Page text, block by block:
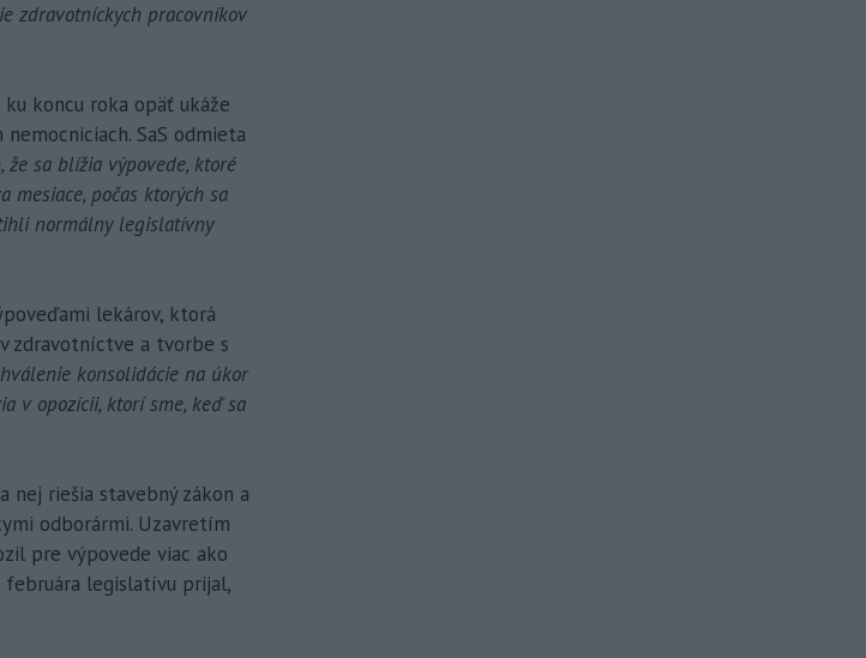
zdravotníckych pracovníkov
koncu roka opäť ukáže
SaS odmieta
že sa blížia výpovede, ktoré
počas ktorých sa
normálny legislatívny
lekárov, ktorá
zdravotníctve a tvorbe s
konsolidácie na úkor
v opozícii, ktorí sme, keď sa
nej riešia stavebný zákon a
odborármi. Uzavretím
pre výpovede viac ako
februára legislatívu prijal,